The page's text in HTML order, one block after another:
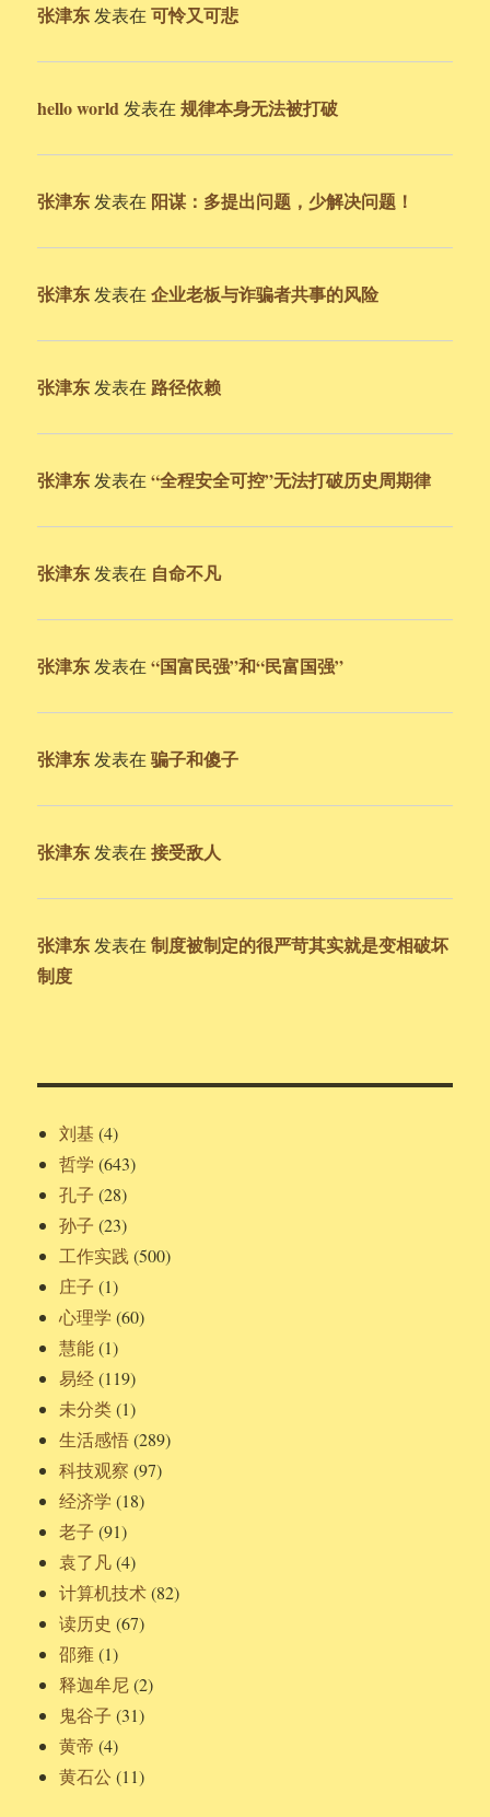
张津东 发表在可怜又可悲
hello world 发表在规律本身无法被打破
张津东 发表在 阳谋：多提出问题，少解决问题！
张津东 发表在企业老板与诈骗者共事的风险
张津东 发表在 路径依赖
张津东 发表在“全程安全可控”无法打破历史周期律
张津东 发表在 自命不凡
张津东 发表在“国富民强”和“民富国强”
张津东 发表在骗子和傻子
张津东 发表在接受敌人
张津东 发表在制度被制定的很严苛其实就是变相破坏
制度
刘基 (4)
哲学 (643)
孔子 (28)
孙子 (23)
工作实践 (500)
庄子 (1)
心理学 (60)
慧能(1)
易经(119)
未分类(1)
生活感悟(289)
科技观察 (97)
经济学 (18)
老子 (91)
袁了凡(4)
计算机技术(82)
读历史 (67)
邵雍 (1)
释迦牟尼(2)
鬼谷子 (31)
黄帝 (4)
黄石公 (11)